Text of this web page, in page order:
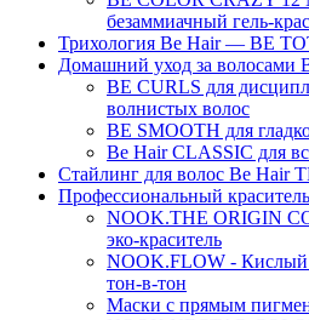
безаммиачный гель-
Трихология Be Hair — BE
Домашний уход за волосами
BE CURLS для
волнистых волос
BE SMOOTH для
Be Hair CLASSIC для
Стайлинг для волос Be Hair
Профессиональный
NOOK.THE ORIGIN
эко-краситель
NOOK.FLOW - Кислый
тон-в-тон
Маски с прямым